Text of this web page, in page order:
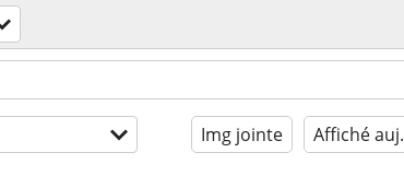
Img jointe Affiché auj.